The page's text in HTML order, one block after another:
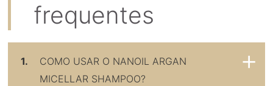
frequentes
1.
COMO USAR O NANOIL ARGAN
MICELLAR SHAMPOO?